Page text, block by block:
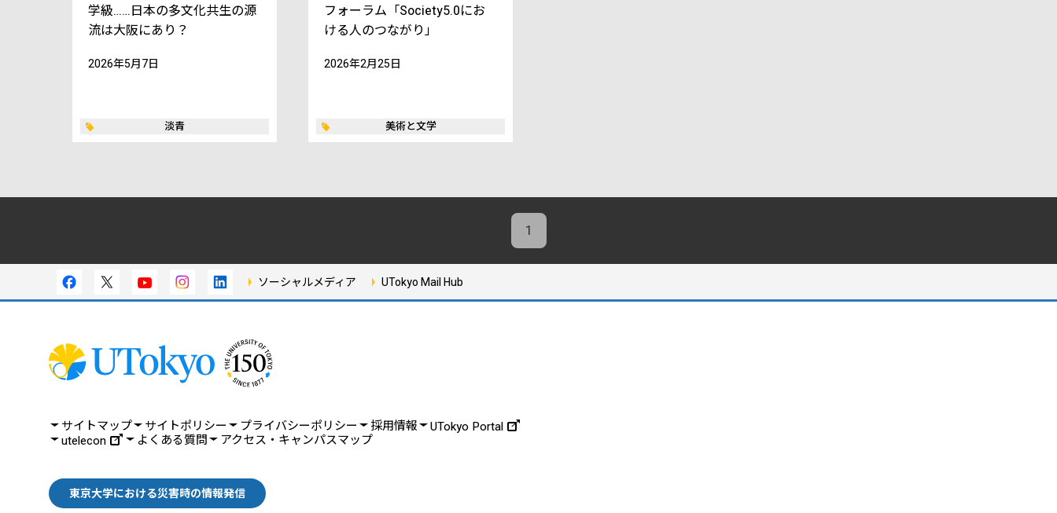
学級……日本の多文化共生の源
流は大阪にあり？
2026年5月7日
淡青
フォーラム「Society5.0にお
ける人のつながり」
2026年2月25日
美術と文学
1
ソーシャルメディア UTokyo Mail Hub
サイトマップ サイトポリシー プライバシーポリシー 採用情報
UTokyo Portal
utelecon
よくある質問 アクセス・キャンパスマップ
東京大学における災害時の情報発信